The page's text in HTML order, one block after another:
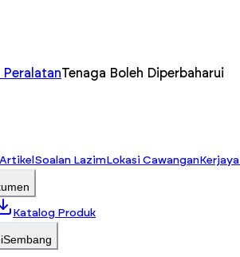
PeralatanTenaga Boleh Diperbaharui
Soalan Lazim Lokasi Cawangan Kerjaya
Katalog Produk
Sembang